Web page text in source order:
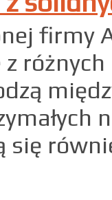
firmy
się